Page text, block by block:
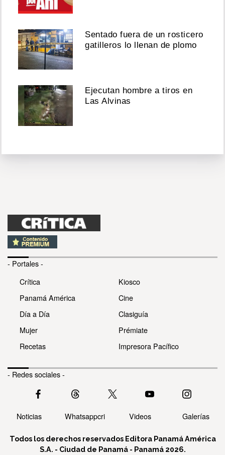
Sentado fuera de un rosticero
gatilleros lo llenan de plomo
Ejecutan hombre a tiros en
Las Alvinas
- Portales -
Crítica
Panamá América
Día a Día
Mujer
Recetas
Kiosco
Cine
Clasiguía
Prémiate
Impresora Pacífico
- Redes sociales -
Noticias Whatsappcri Videos Galerías
Todos los derechos reservados Editora Panamá América
S.A. - Ciudad de Panamá - Panamá 2026.